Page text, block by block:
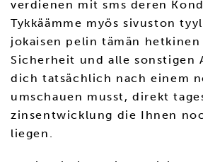
verdienen mit sms deren
Tykkäämme myös sivuston
jokaisen pelin tämän
Sicherheit und alle sonstigen
dich tatsächlich nach einem
umschauen musst, direkt
zinsentwicklung die Ihnen
liegen.